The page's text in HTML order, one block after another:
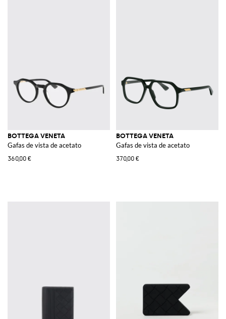
BOTTEGA VENETA
Gafas de vista de acetato
360,00 €
BOTTEGA VENETA
Gafas de vista de acetato
370,00 €